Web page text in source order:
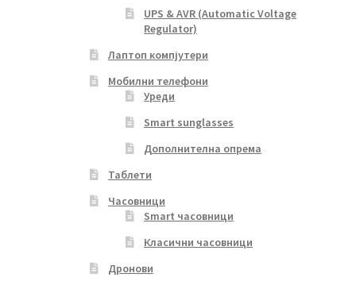
UPS & AVR (Automatic Voltage
Regulator)
Лаптоп компјутери
Мобилни телефони
Уреди
Smart sunglasses
Дополнителна опрема
Таблети
Часовници
Smart часовници
Класични часовници
Дронови